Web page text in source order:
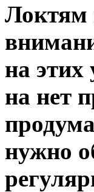
Локтям
на этих
на нет
нужно